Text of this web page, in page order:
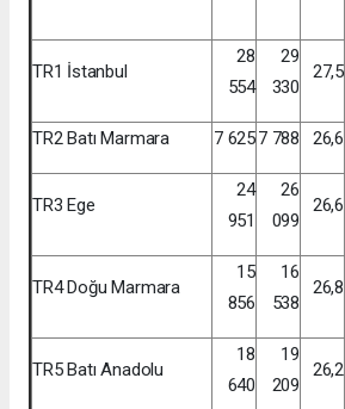
TR1 İstanbul
28
554
29
330
27,5
TR2 Batı Marmara 7 6257 788 26,6
TR3 Ege
24
951
26
099
26,6
TR4 Doğu Marmara
15
856
16
538
26,8
TR5 Batı Anadolu
18
640
19
209
26,2